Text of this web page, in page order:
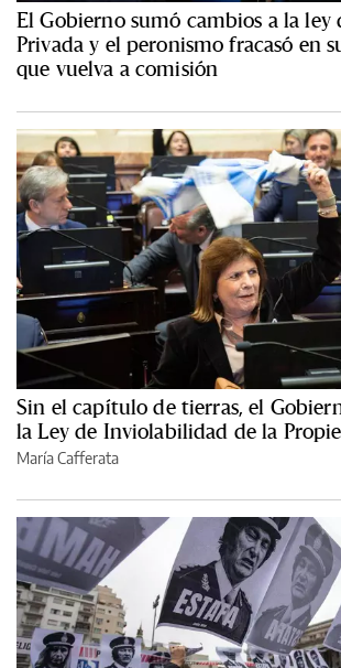
El Gobierno sumó cambios a la ley
Privada y el peronismo fracasó en
que vuelva a comisión
Sin el capítulo de tierras, el
la Ley de Inviolabilidad de la
María Cafferata